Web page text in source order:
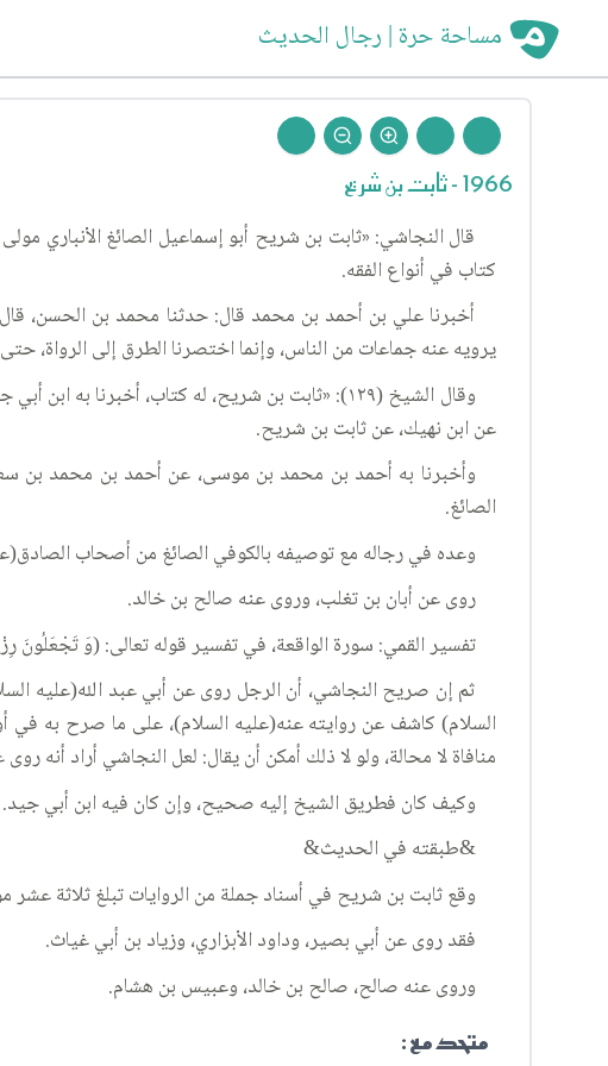
مساحة حرة | رجال الحديث
1966 - ثابت بن شريح
قال النجاشي: «ثابت بن شريح أبو إسماعيل الصائغ الأنباري
كتاب في أنواع الفقه.
أخبرنا علي بن أحمد بن محمد قال: حدثنا محمد بن الحسن،
يرويه عنه جماعات من الناس، وإنما اختصرنا الطرق إلى الرواة،
وقال الشيخ (١٢٩): «ثابت بن شريح، له كتاب،
عن ابن نهيك، عن ثابت بن شريح.
وأخبرنا به أحمد بن محمد بن موسى، عن أحمد بن محمد بن
الصائغ.
وعده في رجاله مع توصيفه بالكوفي الصائغ من أصحاب الصادق(عليه السلام) (٣)، وفي من لم يرو عنهم(عليهم السلام) (١) قائلا: «ثابت
روى عن أبان بن تغلب، وروى عنه صالح بن خالد.
تفسير القمي: سورة الواقعة، في تفسير قوله تعالى: (وَ تَجْعَلُونَ
ثم إن صريح النجاشي، أن الرجل روى عن أبي عبد الله(عليه
السلام) كاشف عن روايته عنه(عليه السلام)، على ما صرح به
منافاة لا محالة، ولو لا ذلك أمكن أن يقال: لعل النجاشي أراد أنه
وكيف كان فطريق الشيخ إليه صحيح، وإن كان فيه ابن أبي جيد.
&طبقته في الحديث&
وقع ثابت بن شريح في أسناد جملة من الروايات تبلغ ثلاثة عشر
فقد روى عن أبي بصير، وداود الأبزاري، وزياد بن أبي غياث.
وروى عنه صالح، صالح بن خالد، وعبيس بن هشام.
متحد مع :